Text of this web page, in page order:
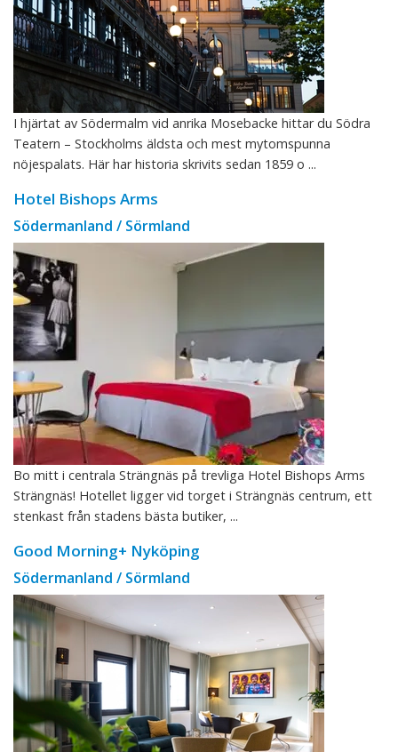
I hjärtat av Södermalm vid anrika Mosebacke hittar du Södra
Teatern – Stockholms äldsta och mest mytomspunna
nöjespalats. Här har historia skrivits sedan 1859 o ...
Hotel Bishops Arms
Södermanland / Sörmland
Bo mitt i centrala Strängnäs på trevliga Hotel Bishops Arms
Strängnäs! Hotellet ligger vid torget i Strängnäs centrum, ett
stenkast från stadens bästa butiker, ...
Good Morning+ Nyköping
Södermanland / Sörmland